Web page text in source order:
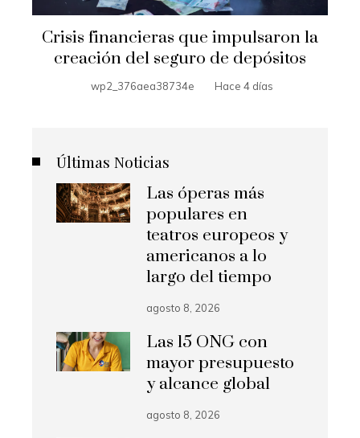
Crisis financieras que impulsaron la
creación del seguro de depósitos
wp2_376aea38734e Hace 4 días
Últimas Noticias
Las óperas más
populares en
teatros europeos y
americanos a lo
largo del tiempo
agosto 8, 2026
Las 15 ONG con
mayor presupuesto
y alcance global
agosto 8, 2026